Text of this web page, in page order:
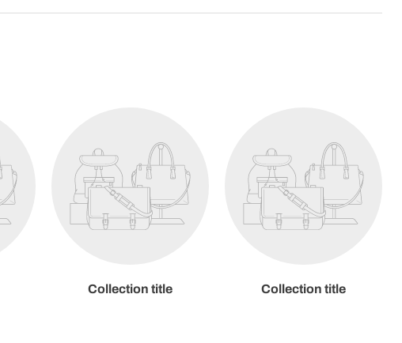
Collection title Collection title